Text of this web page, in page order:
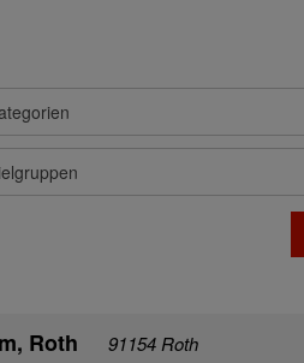
Roth 91154 Roth